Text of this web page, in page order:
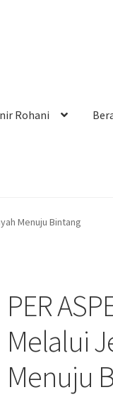
Rohani
Cash on Delivery
Menuju Bintang
PER
Melalui
Menuju